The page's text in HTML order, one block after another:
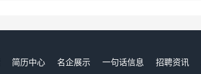
简历中心 名企展示 一句话信息 招聘资讯